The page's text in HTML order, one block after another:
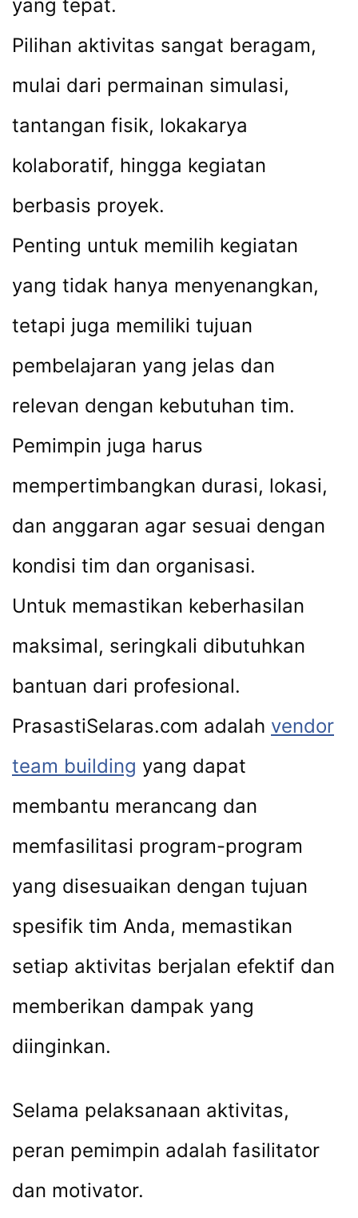
yang tepat.
Pilihan aktivitas sangat beragam,
mulai dari permainan simulasi,
tantangan fisik, lokakarya
kolaboratif, hingga kegiatan
berbasis proyek.
Penting untuk memilih kegiatan
yang tidak hanya menyenangkan,
tetapi juga memiliki tujuan
pembelajaran yang jelas dan
relevan dengan kebutuhan tim.
Pemimpin juga harus
mempertimbangkan durasi, lokasi,
dan anggaran agar sesuai dengan
kondisi tim dan organisasi.
Untuk memastikan keberhasilan
maksimal, seringkali dibutuhkan
bantuan dari profesional.
PrasastiSelaras.com adalah vendor
team building yang dapat
membantu merancang dan
memfasilitasi program-program
yang disesuaikan dengan tujuan
spesifik tim Anda, memastikan
setiap aktivitas berjalan efektif dan
memberikan dampak yang
diinginkan.
Selama pelaksanaan aktivitas,
peran pemimpin adalah fasilitator
dan motivator.